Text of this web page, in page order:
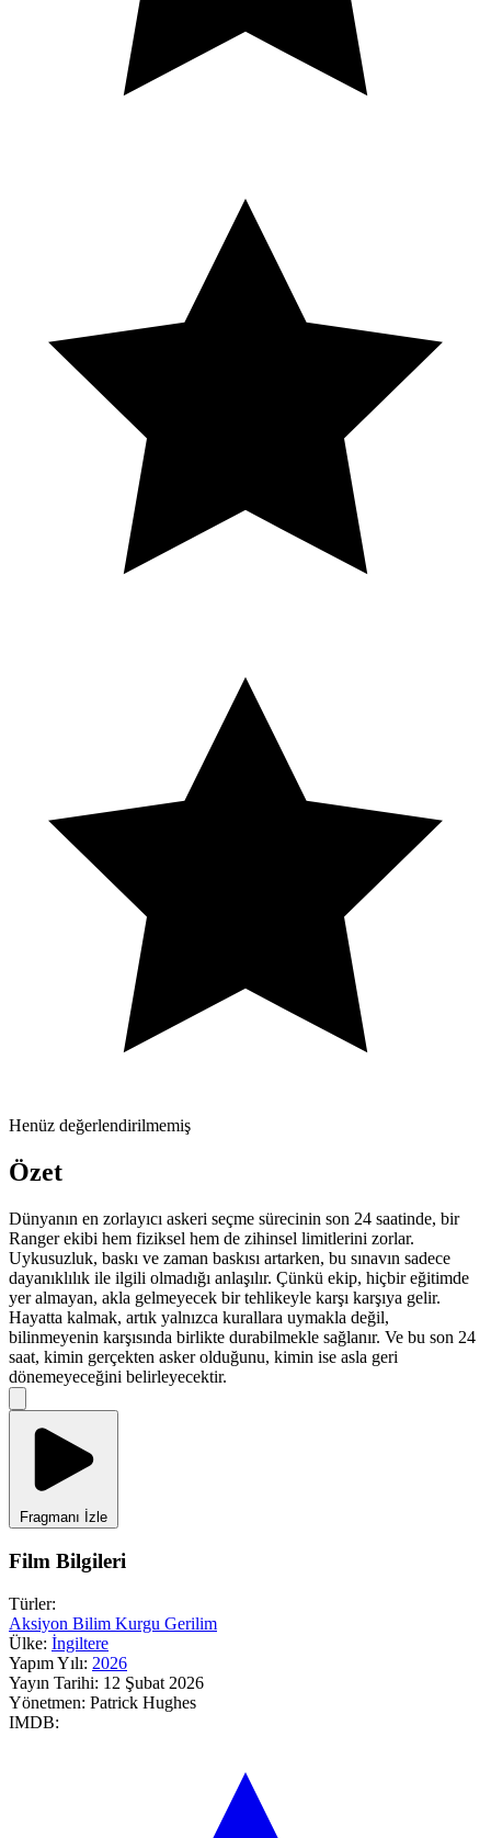
Henüz değerlendirilmemiş
Özet
Dünyanın en zorlayıcı askeri seçme sürecinin son 24 saatinde, bir
Ranger ekibi hem fiziksel hem de zihinsel limitlerini zorlar.
Uykusuzluk, baskı ve zaman baskısı artarken, bu sınavın sadece
dayanıklılık ile ilgili olmadığı anlaşılır. Çünkü ekip, hiçbir eğitimde
yer almayan, akla gelmeyecek bir tehlikeyle karşı karşıya gelir.
Hayatta kalmak, artık yalnızca kurallara uymakla değil,
bilinmeyenin karşısında birlikte durabilmekle sağlanır. Ve bu son 24
saat, kimin gerçekten asker olduğunu, kimin ise asla geri
dönemeyeceğini belirleyecektir.
Fragmanı İzle
Film Bilgileri
Türler:
Aksiyon Bilim Kurgu Gerilim
Ülke: İngiltere
Yapım Yılı: 2026
Yayın Tarihi: 12 Şubat 2026
Yönetmen: Patrick Hughes
IMDB: